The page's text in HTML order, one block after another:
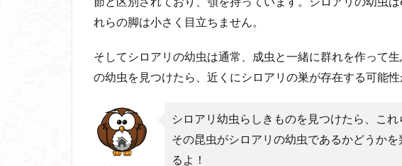
節と区別されており、顎を持っています。シロアリの幼虫
れらの脚は小さく目立ちません。
そしてシロアリの幼虫は通常、成虫と一緒に群れを作って
の幼虫を見つけたら、近くにシロアリの巣が存在する可能性
シロアリ幼虫らしきものを見つけたら、こ
その昆虫がシロアリの幼虫であるかどうかを
るよ！